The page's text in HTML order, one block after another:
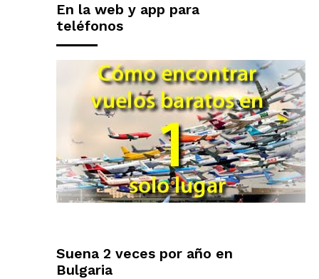
En la web y app para
teléfonos
Suena 2 veces por año en
Bulgaria